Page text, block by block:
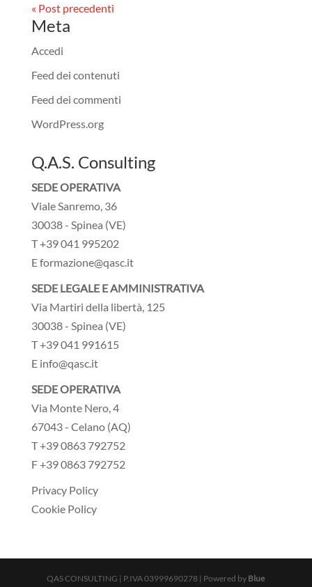
« Post precedenti
Meta
Accedi
Feed dei contenuti
Feed dei commenti
WordPress.org
Q.A.S. Consulting
SEDE OPERATIVA
Viale Sanremo, 36
30038 - Spinea (VE)
T +39 041 995202
E formazione@qasc.it
SEDE LEGALE E AMMINISTRATIVA
Via Martiri della libertà, 125
30038 - Spinea (VE)
T +39 041 991615
E info@qasc.it
SEDE OPERATIVA
Via Monte Nero, 4
67043 - Celano (AQ)
T +39 0863 792752
F +39 0863 792752
Privacy Policy
Cookie Policy
QAS CONSULTING | P.IVA 03999690278 | Powered by Blue